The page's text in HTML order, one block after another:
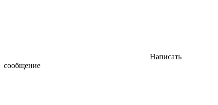
Написать
сообщение